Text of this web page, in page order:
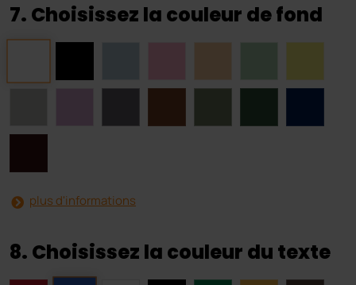
7. Choisissez la couleur de fond
plus d'informations
8. Choisissez la couleur du texte